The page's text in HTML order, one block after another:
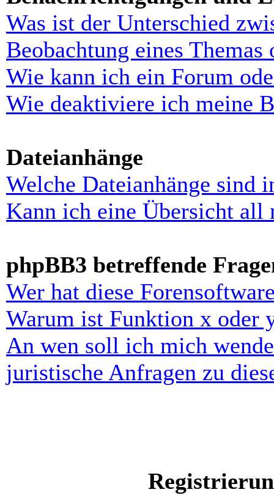
Was ist der Unterschied
Beobachtung eines Themas
Wie kann ich ein Forum
Wie deaktiviere ich meine
Dateianhänge
Welche Dateianhänge sind
Kann ich eine Übersicht all
phpBB3 betreffende
Wer hat diese
Warum ist Funktion x oder
An wen soll ich mich
juristische Anfragen zu